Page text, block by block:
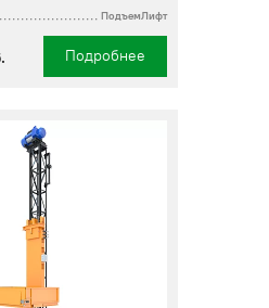
ПодъемЛифт
Подробнее